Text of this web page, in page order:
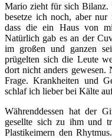
Mario zieht für sich Bilanz.
besetze ich noch, aber
dass die ein Haus von
Natürlich gab es an der
im großen und ganzen
prügelten sich die Leute
dort nicht anders
Frage. Krankheiten und
schlaf ich lieber bei Kälte
Währenddessen hat der
gesellte sich zu ihm und
Plastikeimern den